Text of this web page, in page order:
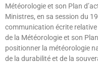
Météorologie et son Plan
Ministres, en sa session du
communication écrite
de la Météorologie et son
positionner la météorologie
de la durabilité et de la